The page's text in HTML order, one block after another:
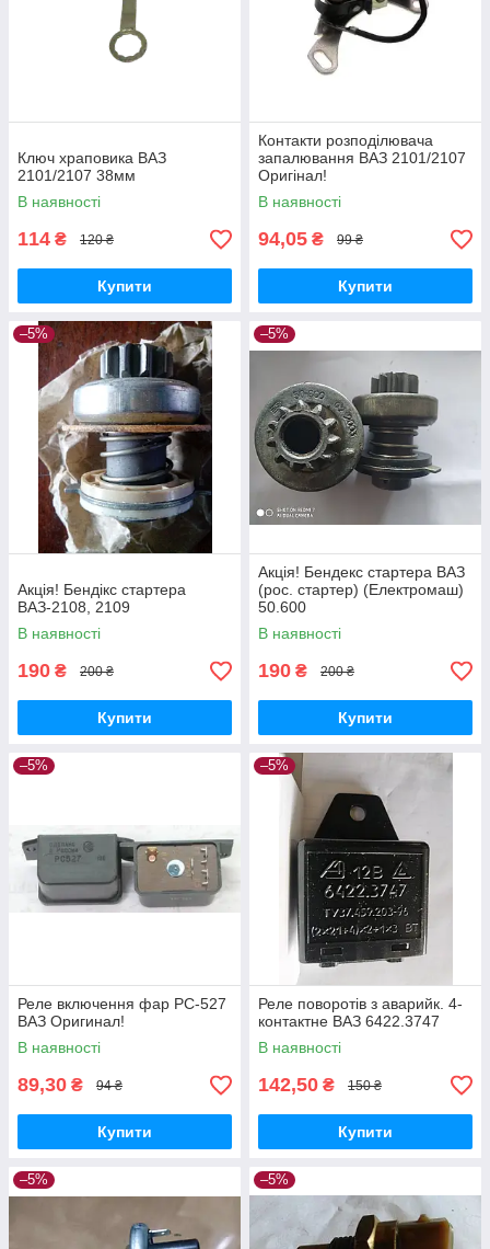
Ключ храповика ВАЗ
2101/2107 38мм
В наявності
114 ₴ 120 ₴
Купити
Контакти розподілювача
запалювання ВАЗ 2101/2107
Оригінал!
В наявності
94,05 ₴ 99 ₴
Купити
–5%
Акція! Бендікс стартера
ВАЗ-2108, 2109
В наявності
190 ₴ 200 ₴
Купити
–5%
Акція! Бендекс стартера ВАЗ
(рос. стартер) (Електромаш)
50.600
В наявності
190 ₴ 200 ₴
Купити
–5%
Реле включення фар РС-527
ВАЗ Оригинал!
В наявності
89,30 ₴ 94 ₴
Купити
–5%
Реле поворотів з аварийк. 4-
контактне ВАЗ 6422.3747
В наявності
142,50 ₴ 150 ₴
Купити
–5% –5%